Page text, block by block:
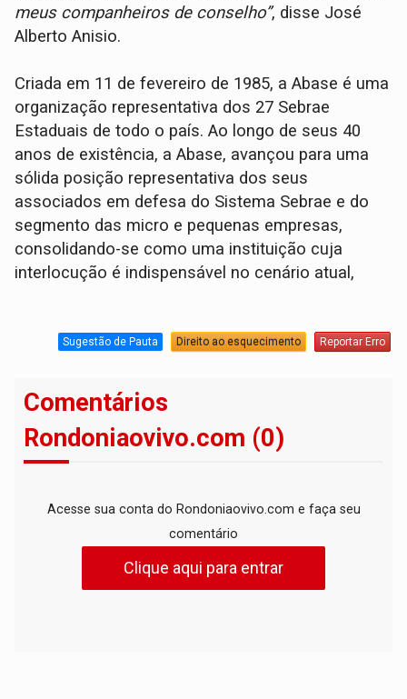
meus companheiros de conselho”, disse José
Alberto Anisio.
Criada em 11 de fevereiro de 1985, a Abase é uma
organização representativa dos 27 Sebrae
Estaduais de todo o país. Ao longo de seus 40
anos de existência, a Abase, avançou para uma
sólida posição representativa dos seus
associados em defesa do Sistema Sebrae e do
segmento das micro e pequenas empresas,
consolidando-se como uma instituição cuja
interlocução é indispensável no cenário atual,
Sugestão de Pauta Direito ao esquecimento Reportar Erro
Comentários
Rondoniaovivo.com (0)
Acesse sua conta do Rondoniaovivo.com e faça seu
comentário
Clique aqui para entrar